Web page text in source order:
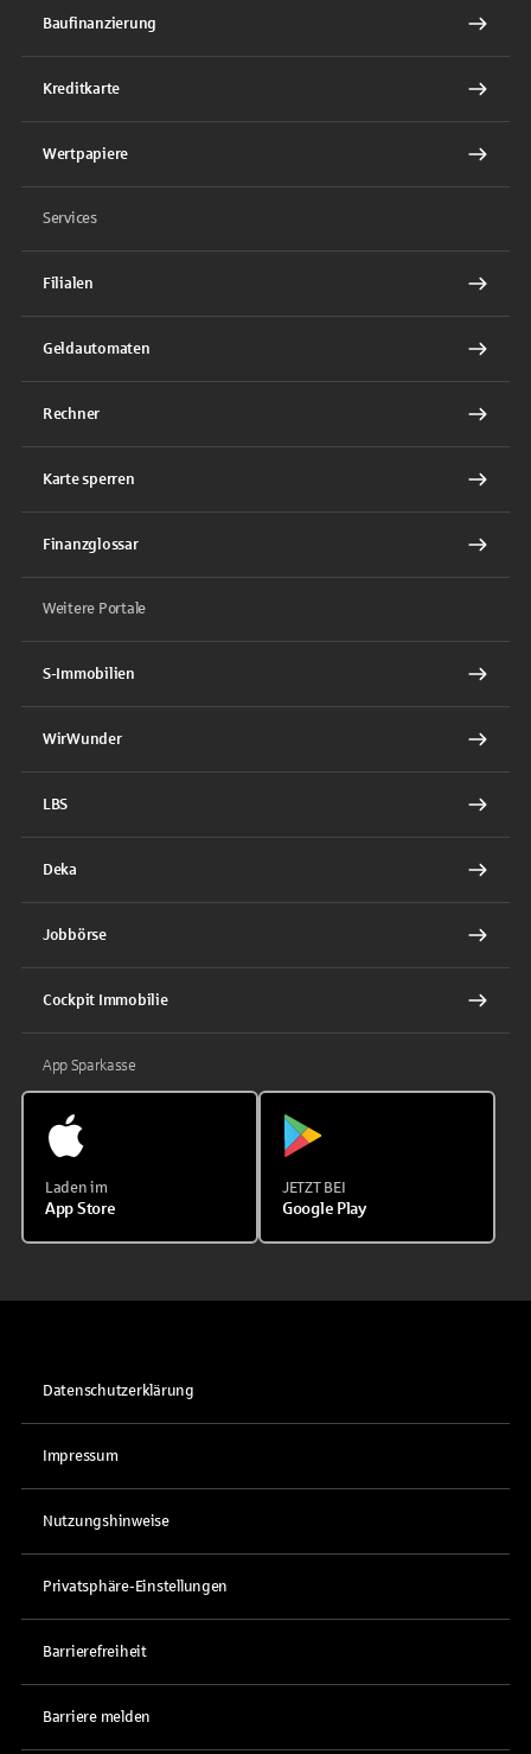
Baufinanzierung
Kreditkarte
Wertpapiere
Services
Filialen
Geldautomaten
Rechner
Karte sperren
Finanzglossar
Weitere Portale
S-Immobilien
WirWunder
LBS
Deka
Jobbörse
Cockpit Immobilie
App Sparkasse
Laden im
App Store
JETZT BEI
Google Play
Datenschutzerklärung
Impressum
Nutzungshinweise
Privatsphäre-Einstellungen
Barrierefreiheit
Barriere melden